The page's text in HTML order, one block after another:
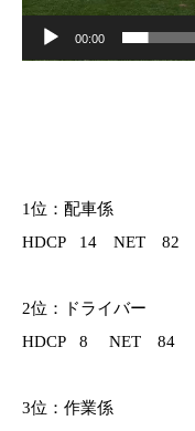
00:00
1位：配車係
HDCP 14 NET 82
2位：ドライバ
HDCP 8 NET 84
3位：作業係